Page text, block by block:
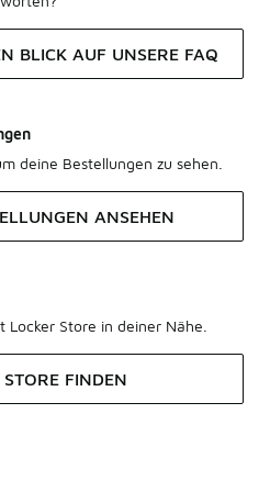
BLICK AUF UNSERE FAQ
deine Bestellungen zu sehen.
ANSEHEN
Locker Store in deiner Nähe.
STORE FINDEN